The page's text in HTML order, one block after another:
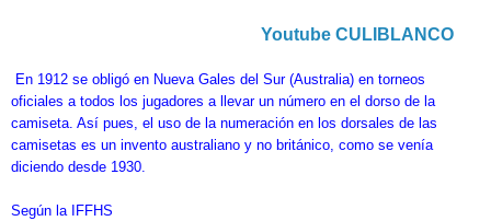
Youtube CULIBLANCO
En 1912 se obligó en Nueva Gales del Sur (Australia) en torneos
oficiales a todos los jugadores a llevar un número en el dorso de la
camiseta. Así pues, el uso de la numeración en los dorsales de las
camisetas es un invento australiano y no británico, como se venía
diciendo desde 1930.
Según la IFFHS